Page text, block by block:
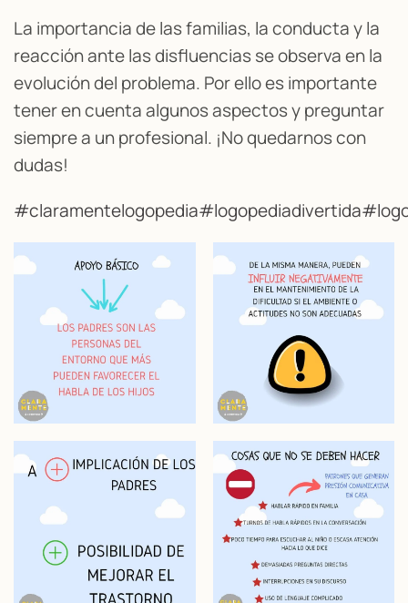
La importancia de las familias, la conducta y la
reacción ante las disfluencias se observa en la
evolución del problema. Por ello es importante
tener en cuenta algunos aspectos y preguntar
siempre a un profesional. ¡No quedarnos con
dudas!
#claramentelogopedia#logopediadivertida